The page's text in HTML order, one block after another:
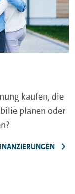
kaufen, die
planen oder